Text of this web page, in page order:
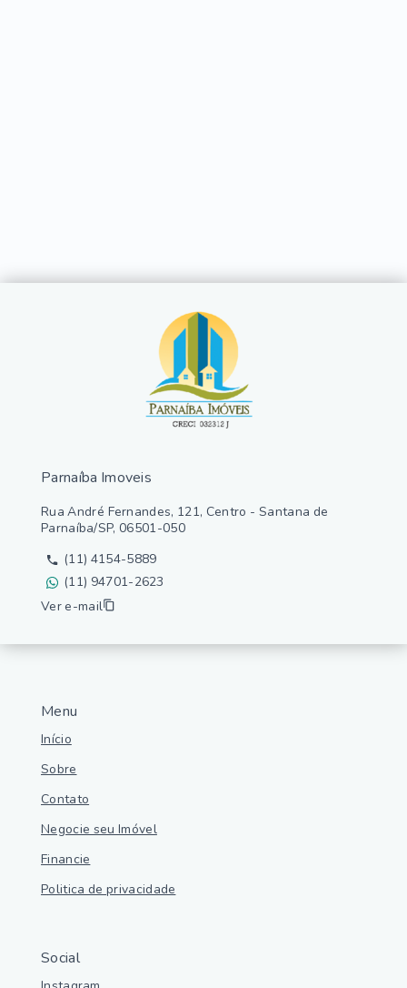
Menu
Início
Sobre
Contato
Negocie seu Imóvel
Financie
Politica de privacidade
Social
Parnaíba Imoveis
Rua André Fernandes, 121, Centro - Santana de
Parnaíba/SP, 06501-050
(11) 4154-5889
(11) 94701-2623
Ver e-mail